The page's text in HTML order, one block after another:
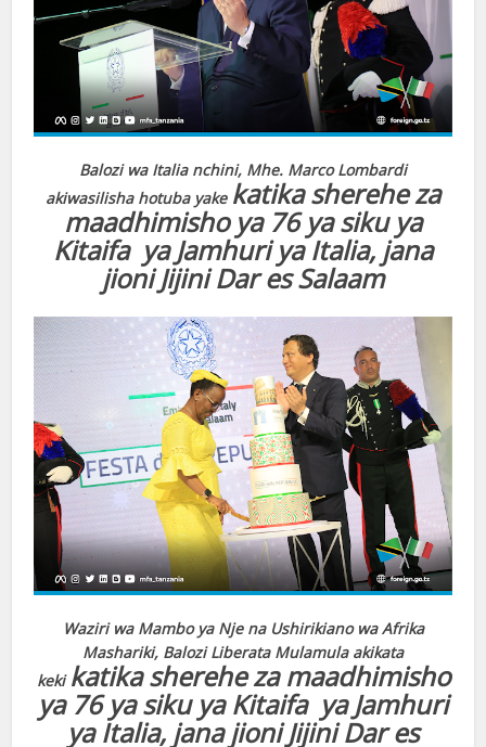
Balozi wa Italia nchini, Mhe. Marco Lombardi
akiwasilisha hotuba yake katika sherehe za
maadhimisho ya 76 ya siku ya
Kitaifa ya Jamhuri ya Italia, jana
jioni Jijini Dar es Salaam
Waziri wa Mambo ya Nje na Ushirikiano wa Afrika
Mashariki, Balozi Liberata Mulamula akikata
keki katika sherehe za maadhimisho
ya 76 ya siku ya Kitaifa ya Jamhuri
ya Italia, jana jioni Jijini Dar es